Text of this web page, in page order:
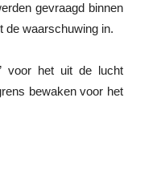
gevraagd binnen
de waarschuwing in.
voor het uit de lucht
bewaken voor het